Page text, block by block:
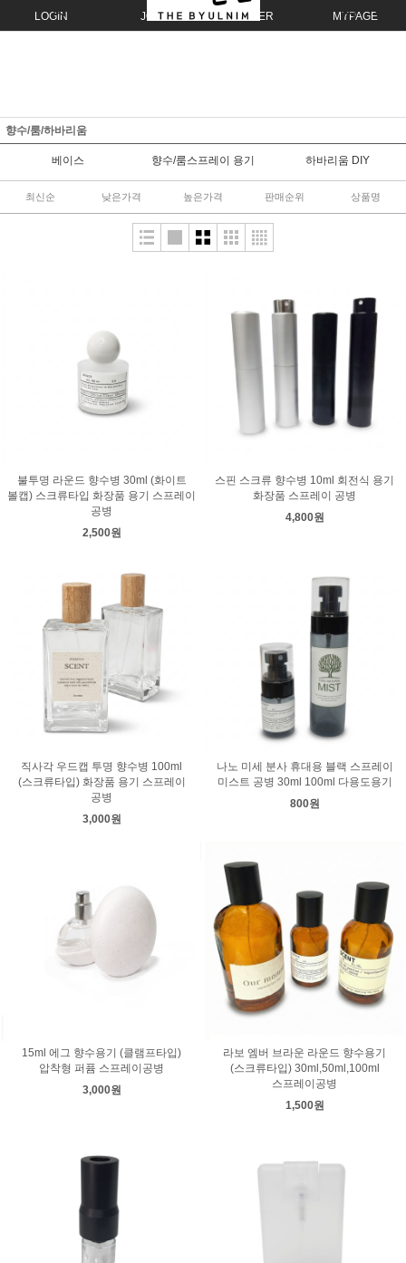
LOGIN JOIN ORDER MYPAGE
향수/룸/하바리움
베이스 향수/룸스프레이 용기 하바리움 DIY
최신순 낮은가격 높은가격 판매순위 상품명
불투명 라운드 향수병 30ml (화이트
볼캡) 스크류타입 화장품 용기 스프레이
공병
2,500원
스핀 스크류 향수병 10ml 회전식 용기
화장품 스프레이 공병
4,800원
직사각 우드캡 투명 향수병 100ml
(스크류타입) 화장품 용기 스프레이
공병
3,000원
나노 미세 분사 휴대용 블랙 스프레이
미스트 공병 30ml 100ml 다용도용기
800원
15ml 에그 향수용기 (클램프타입)
압착형 퍼퓸 스프레이공병
3,000원
라보 엠버 브라운 라운드 향수용기
(스크류타입) 30ml,50ml,100ml
스프레이공병
1,500원